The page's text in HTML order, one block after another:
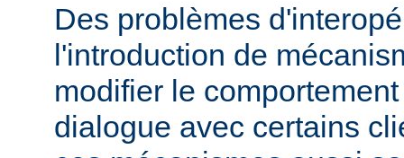
Des problèmes
l'introduction de
modifier le
dialogue avec certains